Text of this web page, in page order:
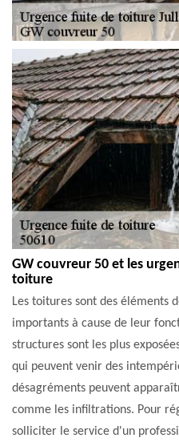
GW couvreur 50 et les
toiture
Les toitures sont des éléments
importants à cause de leur
structures sont les plus
qui peuvent venir des
désagréments peuvent
comme les infiltrations. Pour
solliciter le service d'un